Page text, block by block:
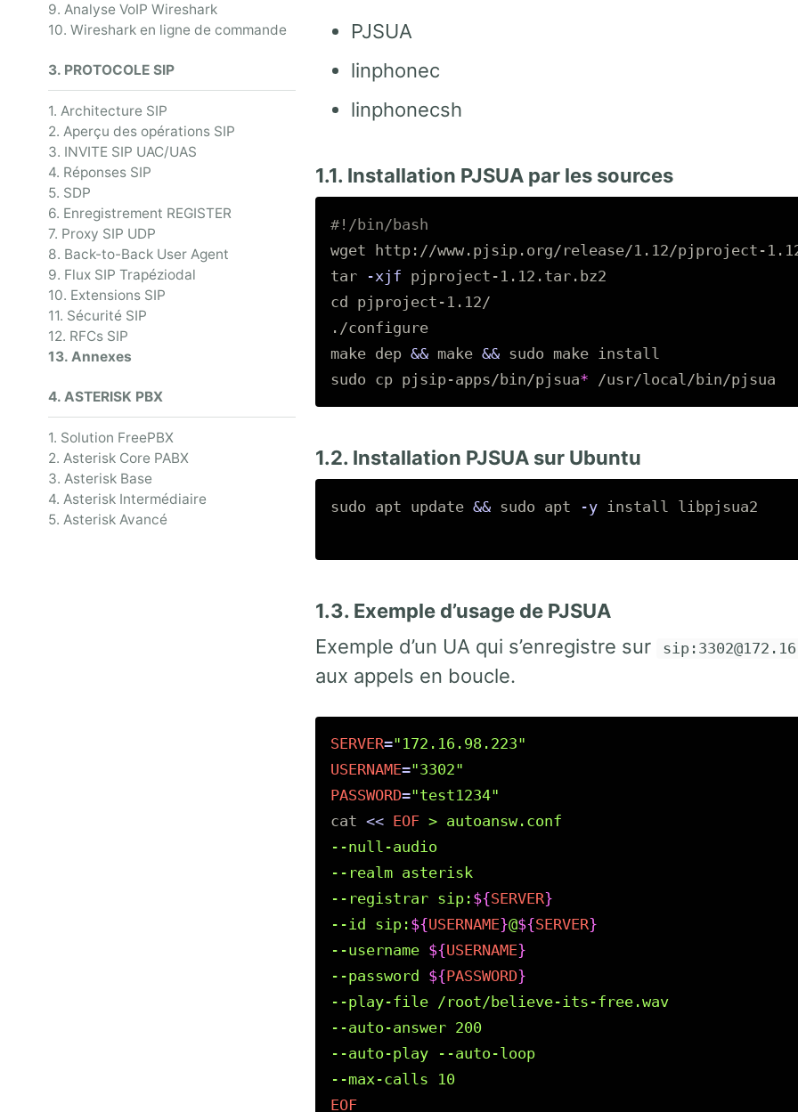
9. Analyse VoIP Wireshark
10. Wireshark en ligne de commande
3. PROTOCOLE SIP
1. Architecture SIP
2. Aperçu des opérations SIP
3. INVITE SIP UAC/UAS
4. Réponses SIP
5. SDP
6. Enregistrement REGISTER
7. Proxy SIP UDP
8. Back-to-Back User Agent
9. Flux SIP Trapéziodal
10. Extensions SIP
11. Sécurité SIP
12. RFCs SIP
13. Annexes
4. ASTERISK PBX
1. Solution FreePBX
2. Asterisk Core PABX
3. Asterisk Base
4. Asterisk Intermédiaire
5. Asterisk Avancé
PJSUA
linphonec
linphonecsh
1.1. Installation PJSUA par les sources
#!/bin/bash
tar -xjf
cd pjproject-1.12/
./configure
make dep && make && sudo make
install
sudo cp pjsip-apps/bin/pjsua*
1.2. Installation PJSUA sur Ubuntu
sudo apt update && sudo apt -y install libpjsua2
1.3. Exemple d’usage de PJSUA
Exemple d’un UA qui s’enregistre sur
aux appels en boucle.
SERVER="172.16.98.223"
USERNAME="3302"
PASSWORD="test1234"
cat << EOF > autoansw.conf
--null-audio
--realm asterisk
--registrar sip: ${ SERVER}
--id sip: ${ USERNAME}@${ SERVER}
--username ${ USERNAME}
--password ${ PASSWORD}
--play-file /root/believe-its-free.wav
--auto-answer 200
--auto-play --auto-loop
--max-calls 10
EOF